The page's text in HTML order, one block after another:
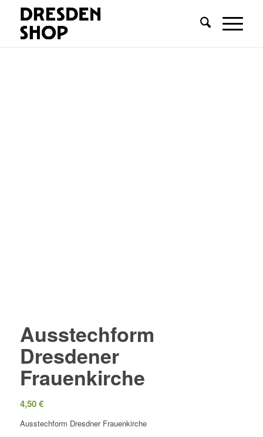
Ausstechform
Dresdener
Frauenkirche
4,50€
Ausstechform Dresdner Frauenkirche